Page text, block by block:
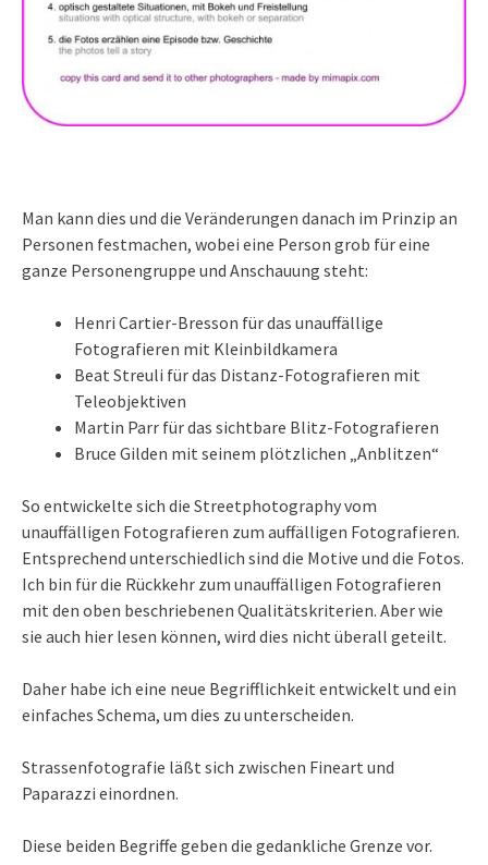
Man kann dies und die Veränderungen danach im Prinzip an
Personen festmachen, wobei eine Person grob für eine
ganze Personengruppe und Anschauung steht:
Henri Cartier-Bresson für das unauffällige
Fotografieren mit Kleinbildkamera
Beat Streuli für das Distanz-Fotografieren mit
Teleobjektiven
Martin Parr für das sichtbare Blitz-Fotografieren
Bruce Gilden mit seinem plötzlichen „Anblitzen“
So entwickelte sich die Streetphotography vom
unauffälligen Fotografieren zum auffälligen Fotografieren.
Entsprechend unterschiedlich sind die Motive und die Fotos.
Ich bin für die Rückkehr zum unauffälligen Fotografieren
mit den oben beschriebenen Qualitätskriterien. Aber wie
sie auch hier lesen können, wird dies nicht überall geteilt.
Daher habe ich eine neue Begrifflichkeit entwickelt und ein
einfaches Schema, um dies zu unterscheiden.
Strassenfotografie läßt sich zwischen Fineart und
Paparazzi einordnen.
Diese beiden Begriffe geben die gedankliche Grenze vor.